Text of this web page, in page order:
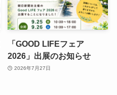
「GOOD LIFEフェア
2026」出展のお知らせ
2026年7月27日